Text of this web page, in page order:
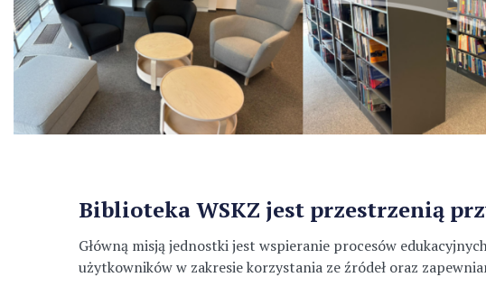
Biblioteka WSKZ jest przestrzenią
Główną misją jednostki jest wspieranie procesów
użytkowników w zakresie korzystania ze źródeł oraz